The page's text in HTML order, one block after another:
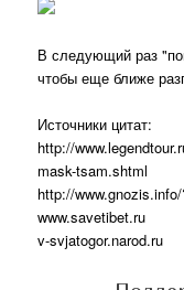
В следующий раз
чтобы еще ближе
Источники цитат:
http://
mask-tsam.shtml
http://
www.savetibet.ru
v-svjatogor.narod.ru